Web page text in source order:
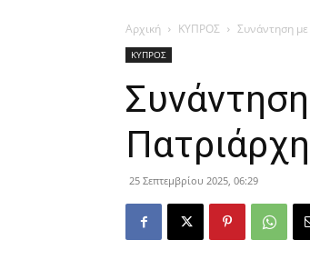
Αρχική ΚΥΠΡΟΣ Συνάντηση
ΚΥΠΡΟΣ
25 Σεπτεμβρίου 2025, 06:29